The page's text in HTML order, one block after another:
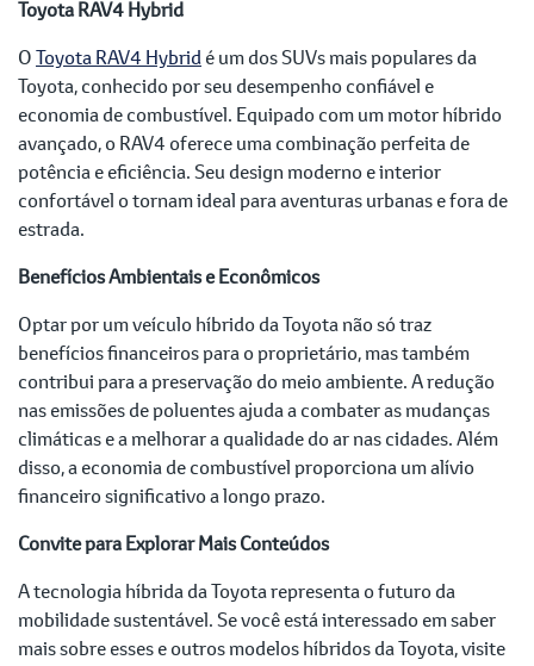
Toyota RAV4 Hybrid
OToyota RAV4 Hybridé um dos SUVs mais populares da
Toyota, conhecido por seu desempenho confiável e
economia de combustível. Equipado com um motor híbrido
avançado, o RAV4 oferece uma combinação perfeita de
potência e eficiência. Seu design moderno e interior
confortável o tornam ideal para aventuras urbanas e fora de
estrada.
Benefícios Ambientais e Econômicos
Optar por um veículo híbrido da Toyota não só traz
benefícios financeiros para o proprietário, mas também
contribui para a preservação do meio ambiente. A redução
nas emissões de poluentes ajuda a combater as mudanças
climáticas e a melhorar a qualidade do ar nas cidades. Além
disso, a economia de combustível proporciona um alívio
financeiro significativo a longo prazo.
Convite para Explorar Mais Conteúdos
A tecnologia híbrida da Toyota representa o futuro da
mobilidade sustentável. Se você está interessado em saber
mais sobre esses e outros modelos híbridos da Toyota, visite